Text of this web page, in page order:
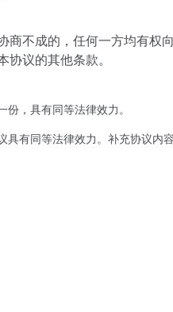
不成的，任何一方均有权
议的其他条款。
，具有同等法律效力。
有同等法律效力。补充协议内